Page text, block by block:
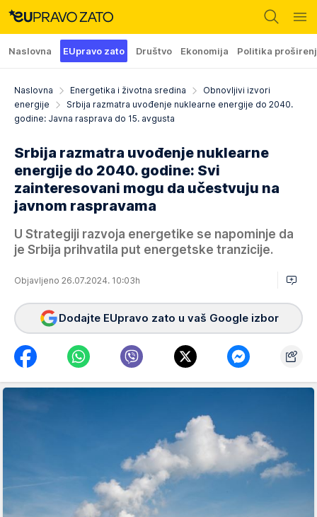
Naslovna EUpravo zato Društvo Ekonomija Politika
Naslovna Energetika i životna sredina
Obnovljivi izvori
energije
Srbija razmatra uvođenje nuklearne energije do 2040.
godine: Javna rasprava do 15. avgusta
Srbija razmatra uvođenje nuklearne
energije do 2040. godine: Svi
zainteresovani mogu da učestvuju na
javnom raspravama
U Strategiji razvoja energetike se napominje da
je Srbija prihvatila put energetske tranzicije.
Objavljeno 26.07.2024. 10:03h
Dodajte EUpravo zato u vaš Google izbor